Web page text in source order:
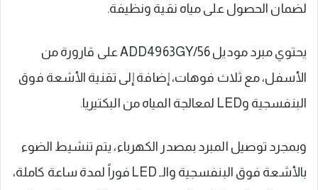
لضمان الحصول على مياه نقية ونظيفة.
يحتوي مبرد موديل ADD4963GY/56 على قارورة من
الأسفل، مع ثلاث فوهات، إضافة إلى تقنية الأشعة فوق
البنفسجية وLED لمعالجة المياه من البكتيريا.
وبمجرد توصيل المبرد بمصدر الكهرباء، يتم تنشيط الضوء
بالأشعة فوق البنفسجية والـ LED فوراً لمدة ساعة كاملة،